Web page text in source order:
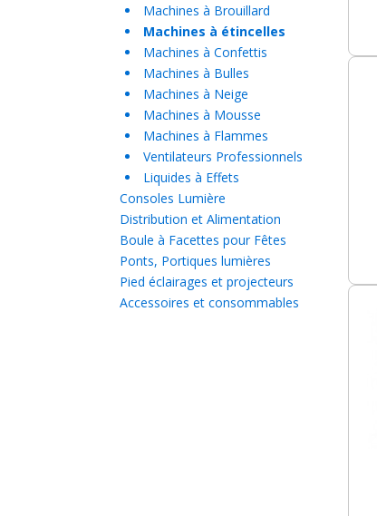
Machines à Brouillard
Machines à étincelles
Machines à Confettis
Machines à Bulles
Machines à Neige
Machines à Mousse
Machines à Flammes
Ventilateurs Professionnels
Liquides à Effets
Consoles Lumière
Distribution et Alimentation
Boule à Facettes pour Fêtes
Ponts, Portiques lumières
Pied éclairages et projecteurs
Accessoires et consommables